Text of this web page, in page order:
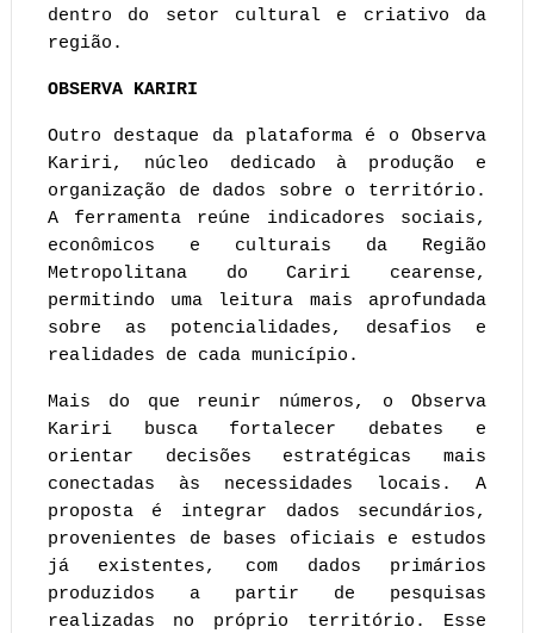
dentro do setor cultural e criativo da
região.
OBSERVA KARIRI
Outro destaque da plataforma é o Observa
Kariri, núcleo dedicado à produção e
organização de dados sobre o território.
A ferramenta reúne indicadores sociais,
econômicos e culturais da Região
Metropolitana do Cariri cearense,
permitindo uma leitura mais aprofundada
sobre as potencialidades, desafios e
realidades de cada município.
Mais do que reunir números, o Observa
Kariri busca fortalecer debates e
orientar decisões estratégicas mais
conectadas às necessidades locais. A
proposta é integrar dados secundários,
provenientes de bases oficiais e estudos
já existentes, com dados primários
produzidos a partir de pesquisas
realizadas no próprio território. Esse